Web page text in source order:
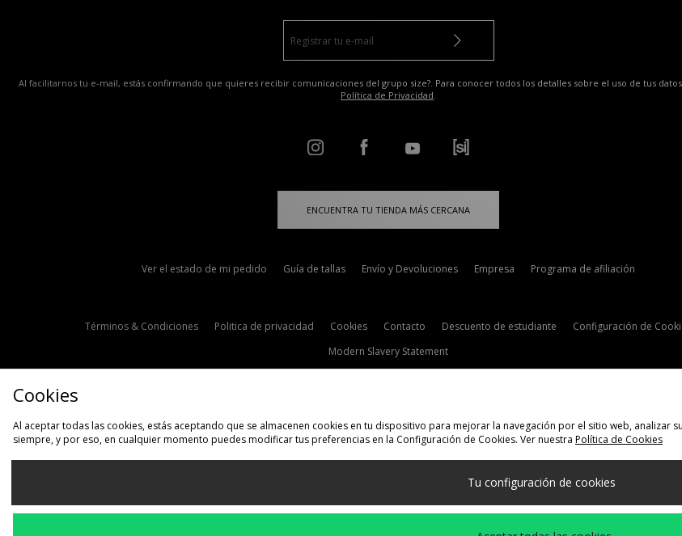
Al facilitarnos tu e-mail, estás confirmando que quieres recibir comunicaciones del grupo size?. Para conocer todos los detalles sobre el uso de tus
Política de Privacidad.
ENCUENTRA TU TIENDA MÁS CERCANA
Ver el estado de mi pedido Guía de tallas Envío y Devoluciones Empresa Programa de afiliación
Términos & Condiciones Politica de privacidad Cookies Contacto Descuento de estudiante
Configuración de
Modern Slavery Statement
Selecciona País
Cookies
Al aceptar todas las cookies, estás aceptando que se almacenen cookies en tu dispositivo para mejorar la navegación por el sitio web, analizar
siempre, y por eso, en cualquier momento puedes modificar tus preferencias en la Configuración de Cookies. Ver nuestra Política de Cookies
Tu configuración de cookies